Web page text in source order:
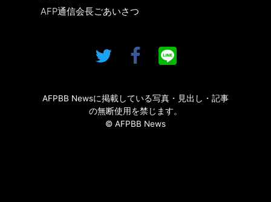
AFP通信会長ごあいさつ
AFPBB Newsに掲載している写真・見出し・記事
の無断使用を禁じます。
© AFPBB News